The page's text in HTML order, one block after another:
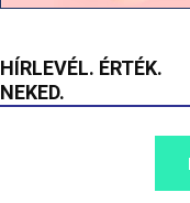
HÍRLEVÉL. ÉRTÉK.
NEKED.